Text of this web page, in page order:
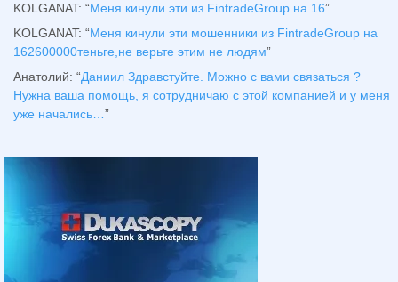
KOLGANAT: “Меня кинули эти из FintradeGroup на 16”
KOLGANAT: “Меня кинули эти мошенники из FintradeGroup на
162600000теньге,не верьте этим не людям”
Анатолий: “Даниил Здравстуйте. Можно с вами связаться ?
Нужна ваша помощь, я сотрудничаю с этой компанией и у меня
уже начались… ”